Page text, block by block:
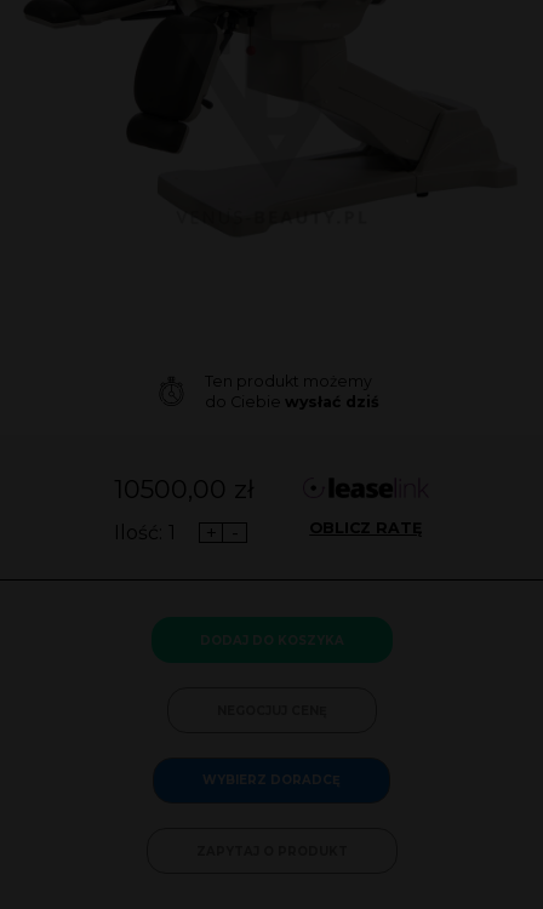
Ten produkt możemy
do Ciebie wysłać dziś
10500,00 zł
Ilość: + OBLICZ RATĘ
DODAJ DO KOSZYKA
WYBIERZ DORADCĘ